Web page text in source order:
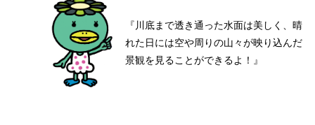
『川底まで透き通った水面は美しく、晴
れた日には空や周りの山々が映り込んだ
景観を見ることができるよ！』